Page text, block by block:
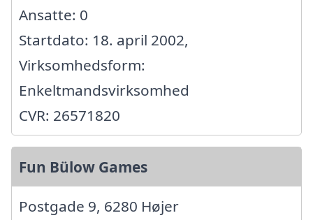
Ansatte: 0
Startdato: 18. april 2002,
Virksomhedsform:
Enkeltmandsvirksomhed
CVR: 26571820
Fun Bülow Games
Postgade 9, 6280 Højer